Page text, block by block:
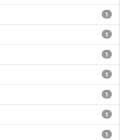
1
1
1
1
1
1
1